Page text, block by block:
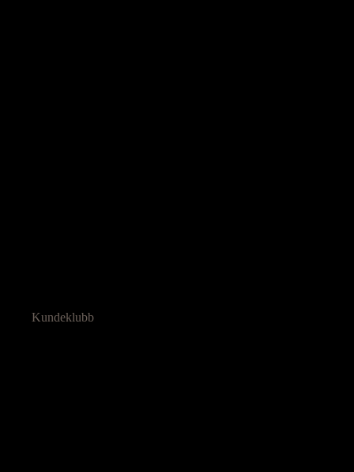
Kundeklubb